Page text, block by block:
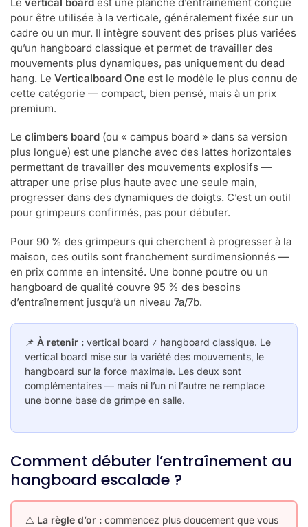
pour être utilisée à la verticale, généralement fixée sur un
cadre ou un mur. Il intègre souvent des prises plus variées
qu’un hangboard classique et permet de travailler des
mouvements plus dynamiques, pas uniquement du dead
hang. Le Verticalboard One est le modèle le plus connu de
cette catégorie — compact, bien pensé, mais à un prix
premium.
Le climbers board (ou « campus board » dans sa version
plus longue) est une planche avec des lattes horizontales
permettant de travailler des mouvements explosifs —
attraper une prise plus haute avec une seule main,
progresser dans des dynamiques de doigts. C’est un outil
pour grimpeurs confirmés, pas pour débuter.
Pour 90 % des grimpeurs qui cherchent à progresser à la
maison, ces outils sont franchement surdimensionnés —
en prix comme en intensité. Une bonne poutre ou un
hangboard de qualité couvre 95 % des besoins
d’entraînement jusqu’à un niveau 7a/7b.
📌 À retenir : vertical board ≠ hangboard classique. Le
vertical board mise sur la variété des mouvements, le
hangboard sur la force maximale. Les deux sont
complémentaires — mais ni l’un ni l’autre ne remplace
une bonne base de grimpe en salle.
Comment débuter l’entraînement au
hangboard escalade ?
⚠️ La règle d’or : commencez plus doucement que vous
⭐⭐⭐⭐⭐ BEST-SELLER
Loin de Bleau ? Bétonne ton grip à
la maison !
Bloc de Préhension en bois massif. Idéal pour
34,90 €
-10%avec le codeBIENVENUE